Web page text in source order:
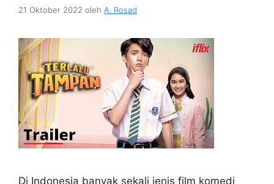
21 Oktober 2022 oleh A. Rosad
Di Indonesia banyak sekali jenis film komedi